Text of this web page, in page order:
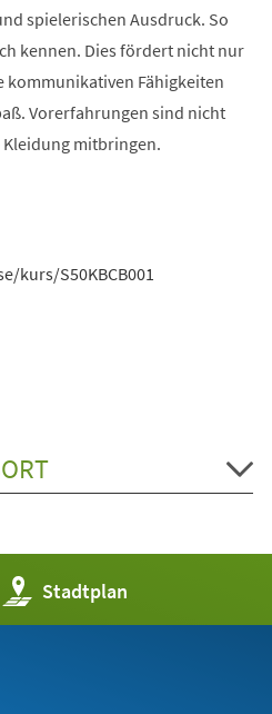
spielerischen Ausdruck. So
kennen. Dies fördert nicht nur
kommunikativen Fähigkeiten
Vorerfahrungen sind nicht
mitbringen.
kurs/S50KBCB001
Stadtplan
(Öffnet
in
einem